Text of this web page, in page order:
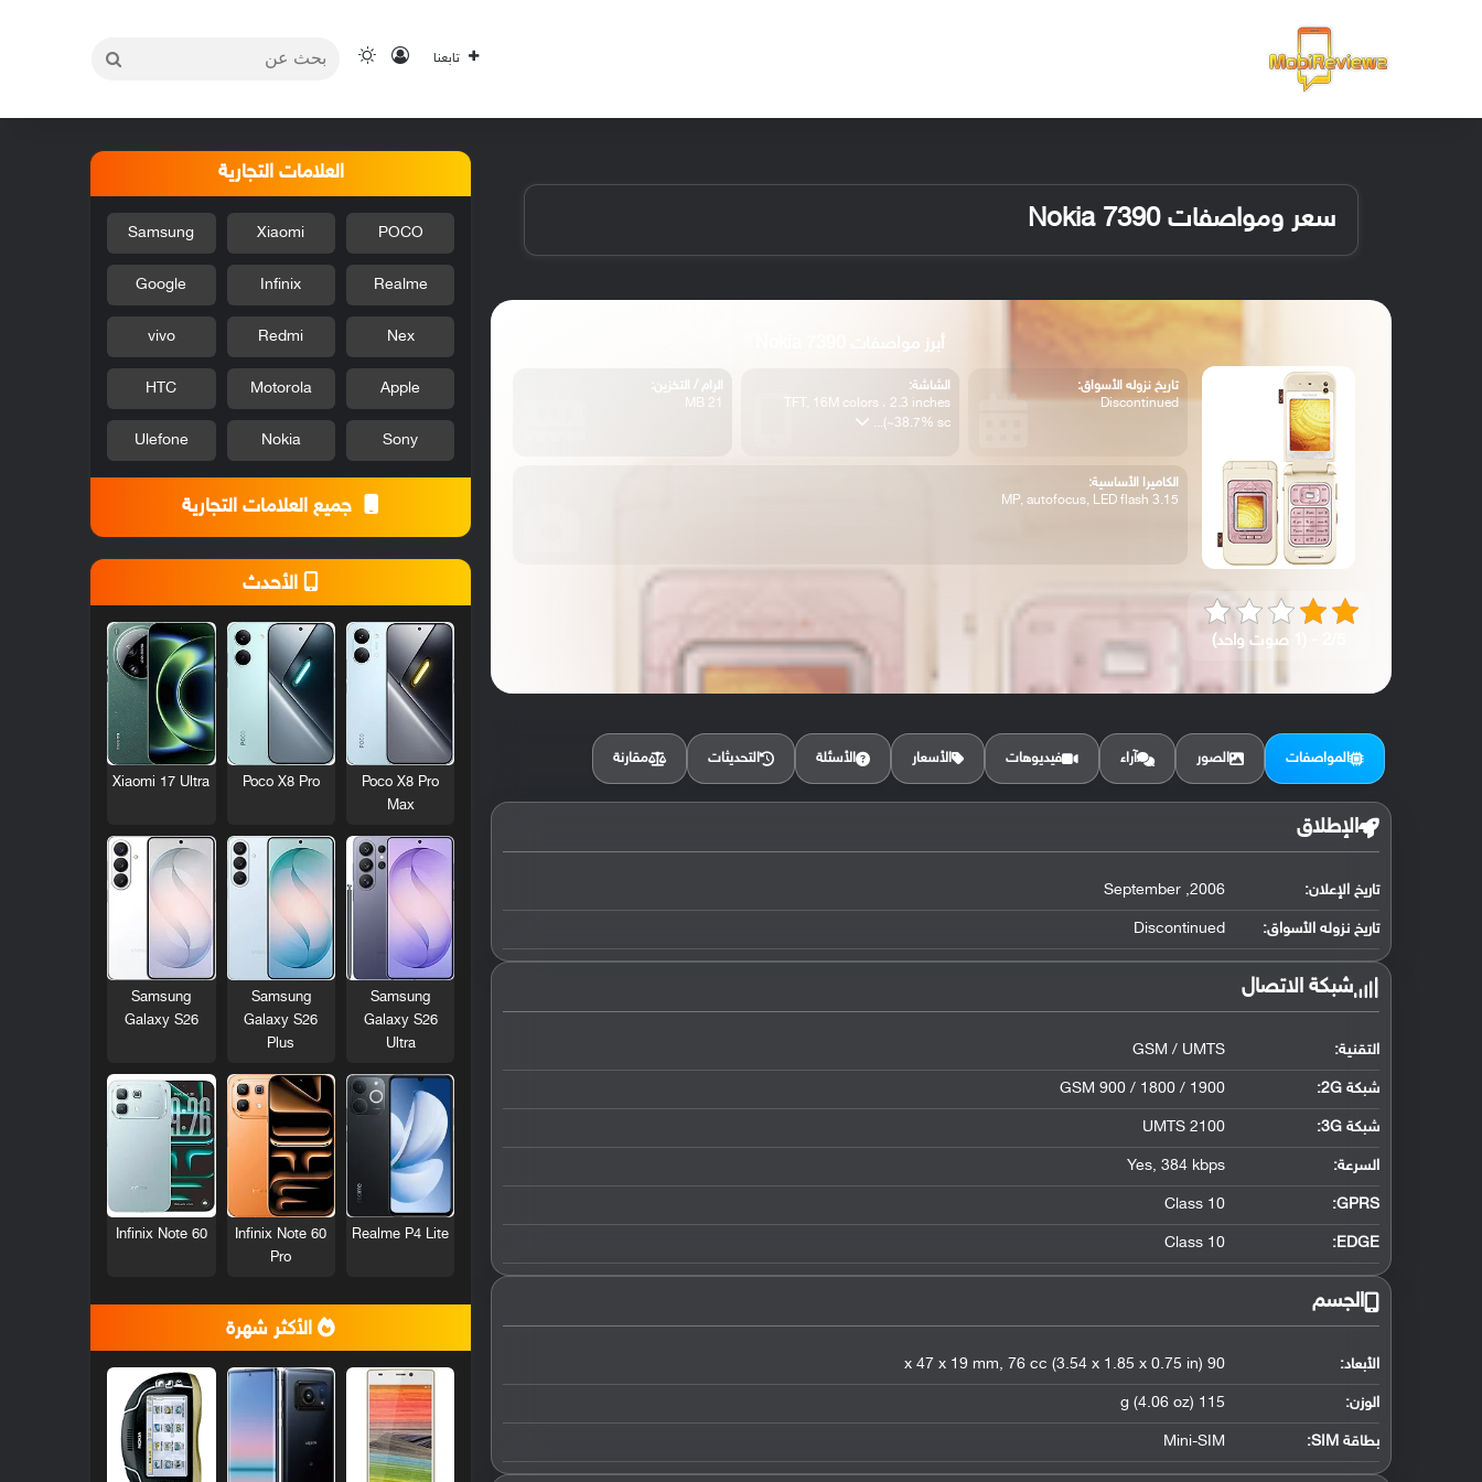
تابعنا تسجيل الدخول
الوضع المظلم
سعر ومواصفات Nokia 7390
أبرز مواصفات Nokia 7390
تاريخ نزوله الأسواق:
Discontinued
الشاشة:
TFT, 16M colors ، 2.3 inches
(~38.7% sc...
الرام / التخزين:
21 MB
الكاميرا الأساسية:
3.15 MP, autofocus, LED flash
المواصفات الصور آراء فيديوهات الأسعار الأسئلة التحديثات مقارنة
الإطلاق
تاريخ الإعلان: 2006, September
تاريخ نزوله الأسواق: Discontinued
شبكة الاتصال
التقنية: GSM / UMTS
شبكة 2G: GSM 900 / 1800 / 1900
شبكة 3G :
UMTS 2100
السرعة: Yes, 384 kbps
GPRS:
Class 10
EDGE:
Class 10
الجسم
الأبعاد: 90 x 47 x 19 mm, 76 cc (3.54 x 1.85 x 0.75 in)
الوزن: 115 g (4.06 oz)
بطاقة SIM: Mini-SIM
العلامات التجارية
POCO
Xiaomi
Samsung
Realme
Infinix
Google
Nex
Redmi
vivo
Apple
Motorola
HTC
Sony
Nokia
Ulefone
جميع العلامات التجارية
الأحدث
Poco X8 Pro
Max
Poco X8 Pro
Xiaomi 17 Ultra
Samsung
Galaxy S26
Ultra
Samsung
Galaxy S26
Plus
Samsung
Galaxy S26
Realme P4 Lite
Infinix Note 60
Pro
Infinix Note 60
الأكثر شهرة